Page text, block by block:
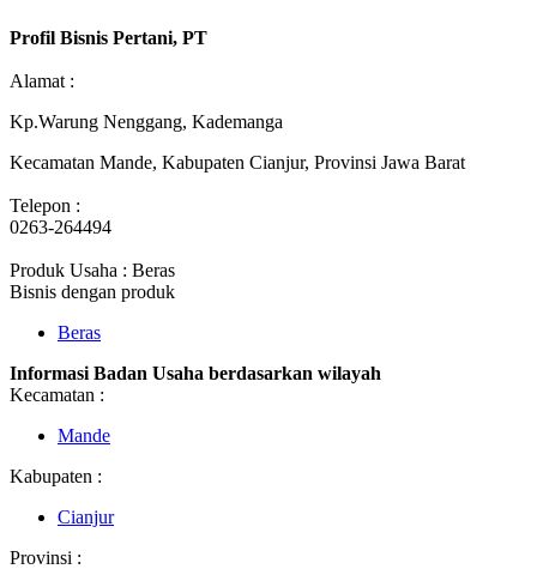
Profil Bisnis Pertani, PT
Alamat :
Kp.Warung Nenggang, Kademanga
Kecamatan Mande, Kabupaten Cianjur, Provinsi Jawa Barat
Telepon :
0263-264494
Produk Usaha : Beras
Bisnis dengan produk
Beras
Informasi Badan Usaha berdasarkan wilayah
Kecamatan :
Mande
Kabupaten :
Cianjur
Provinsi :